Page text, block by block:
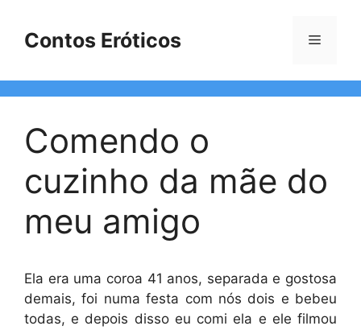
Contos Eróticos Menu
Comendo o
cuzinho da mãe do
meu amigo
Ela era uma coroa 41 anos, separada e gostosa
demais, foi numa festa com nós dois e bebeu
todas, e depois disso eu comi ela e ele filmou